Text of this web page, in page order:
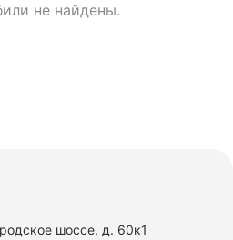
не найдены.
шоссе, д. 60к1